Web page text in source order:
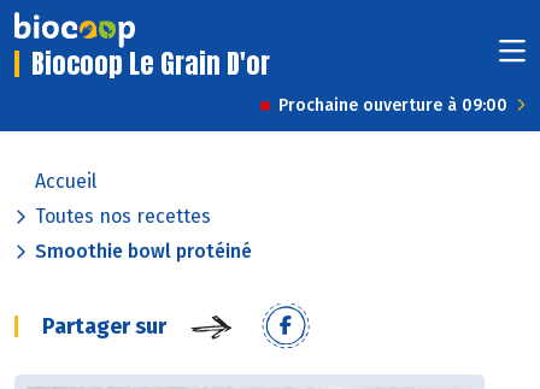
Biocoop Le Grain D'or
Prochaine ouverture à 09:00
Accueil
Toutes nos recettes
Smoothie bowl protéiné
Partager sur